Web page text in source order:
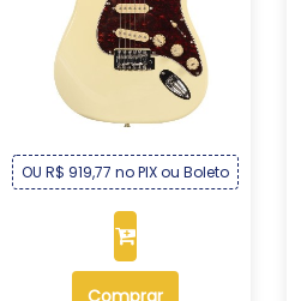
Guitarra Michael GM227N CR
Por :
OU R$ 919,77 no PIX ou Boleto